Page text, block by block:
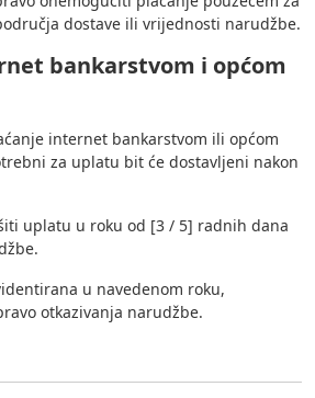
dostave ili vrijednosti narudžbe.
bankarstvom i općom
internet bankarstvom ili općom
za uplatu bit će dostavljeni nakon
uplatu u roku od [3 / 5] radnih dana
u navedenom roku,
otkazivanja narudžbe.